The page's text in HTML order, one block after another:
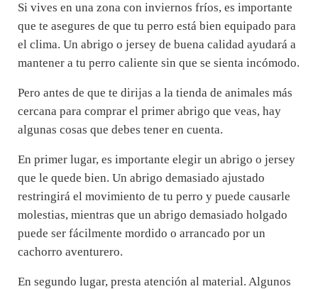
Si vives en una zona con inviernos fríos, es importante
que te asegures de que tu perro está bien equipado para
el clima. Un abrigo o jersey de buena calidad ayudará a
mantener a tu perro caliente sin que se sienta incómodo.
Pero antes de que te dirijas a la tienda de animales más
cercana para comprar el primer abrigo que veas, hay
algunas cosas que debes tener en cuenta.
En primer lugar, es importante elegir un abrigo o jersey
que le quede bien. Un abrigo demasiado ajustado
restringirá el movimiento de tu perro y puede causarle
molestias, mientras que un abrigo demasiado holgado
puede ser fácilmente mordido o arrancado por un
cachorro aventurero.
En segundo lugar, presta atención al material. Algunos